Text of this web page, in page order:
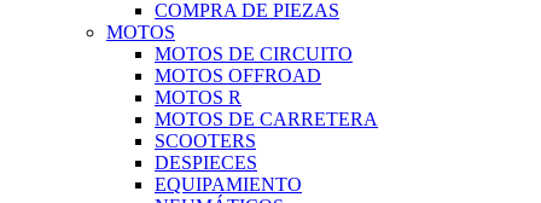
COMPRA DE PIEZAS
MOTOS
MOTOS DE CIRCUITO
MOTOS OFFROAD
MOTOS R
MOTOS DE CARRETERA
SCOOTERS
DESPIECES
EQUIPAMIENTO